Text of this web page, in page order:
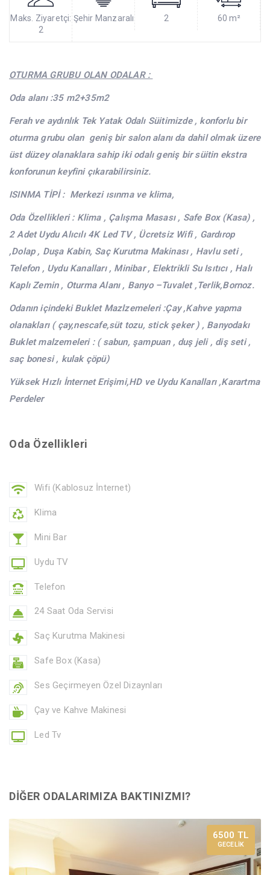
Maks. Ziyaretçi:
2
Şehir Manzaralı 2 60 m²
OTURMA GRUBU OLAN ODALAR :
Oda alanı :35 m2+35m2
Ferah ve aydınlık Tek Yatak Odalı Süitimizde , konforlu bir
oturma grubu olan geniş bir salon alanı da dahil olmak üzere
üst düzey olanaklara sahip iki odalı geniş bir süitin ekstra
konforunun keyfini çıkarabilirsiniz.
ISINMA TİPİ : Merkezi ısınma ve klima,
Oda Özellikleri : Klima , Çalışma Masası , Safe Box (Kasa) ,
2 Adet Uydu Alıcılı 4K Led TV , Ücretsiz Wifi , Gardırop
,Dolap , Duşa Kabin, Saç Kurutma Makinası , Havlu seti ,
Telefon , Uydu Kanalları , Minibar , Elektrikli Su Isıtıcı , Halı
Kaplı Zemin , Oturma Alanı , Banyo –Tuvalet ,Terlik,Bornoz.
Odanın içindeki Buklet Mazlzemeleri :Çay ,Kahve yapma
olanakları ( çay,nescafe,süt tozu, stick şeker ) , Banyodakı
Buklet malzemeleri : ( sabun, şampuan , duş jeli , diş seti ,
saç bonesi , kulak çöpü)
Yüksek Hızlı İnternet Erişimi,HD ve Uydu Kanalları ,Karartma
Perdeler
Oda Özellikleri
Wifi (Kablosuz İnternet)
Klima
Mini Bar
Uydu TV
Telefon
24 Saat Oda Servisi
Saç Kurutma Makinesi
Safe Box (Kasa)
Ses Geçirmeyen Özel Dizaynları
Çay ve Kahve Makinesi
Led Tv
DİĞER ODALARIMIZA BAKTINIZMI?
6500 TL
GECELİK